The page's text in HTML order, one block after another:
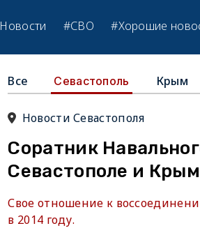
Новости #СВО #Хорошие
Все Севастополь Крым
Новости Севастополя
Соратник
Севастополе и
Свое отношение к
в 2014 году.